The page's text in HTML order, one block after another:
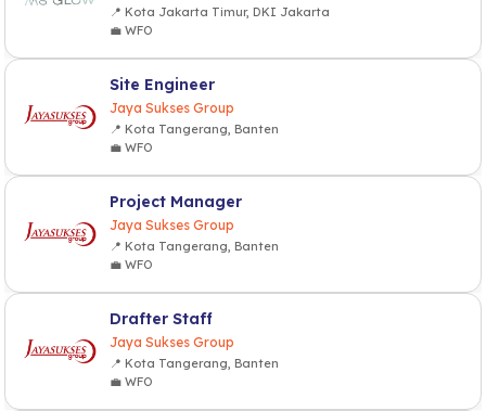
📍 Kota Jakarta Timur, DKI Jakarta
💼 WFO
Site Engineer
Jaya Sukses Group
📍 Kota Tangerang, Banten
💼 WFO
Project Manager
Jaya Sukses Group
📍 Kota Tangerang, Banten
💼 WFO
Drafter Staff
Jaya Sukses Group
📍 Kota Tangerang, Banten
💼 WFO